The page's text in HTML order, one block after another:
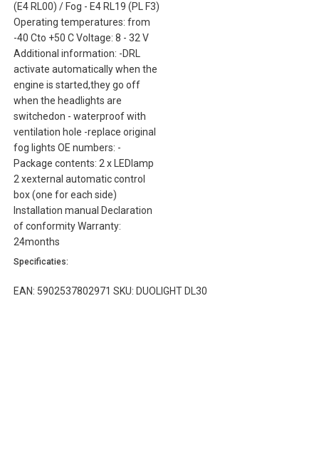
(E4 RL00) / Fog - E4 RL19 (PL F3)
Operating temperatures: from
-40 Cto +50 C Voltage: 8 - 32 V
Additional information: -DRL
activate automatically when the
engine is started,they go off
when the headlights are
switchedon - waterproof with
ventilation hole -replace original
fog lights OE numbers: -
Package contents: 2 x LEDlamp
2 xexternal automatic control
box (one for each side)
Installation manual Declaration
of conformity Warranty:
24months
Specificaties:
EAN: 5902537802971 SKU: DUOLIGHT DL30